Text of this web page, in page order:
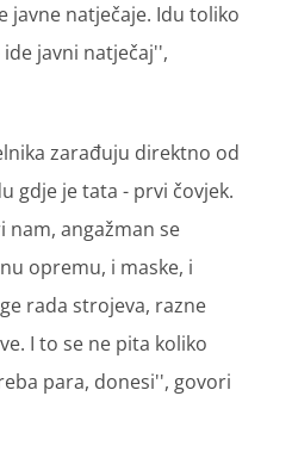
javne natječaje. Idu toliko
javni natječaj'',
zarađuju direktno od
gdje je tata - prvi čovjek.
nam, angažman se
opremu, i maske, i
rada strojeva, razne
I to se ne pita koliko
para, donesi'', govori